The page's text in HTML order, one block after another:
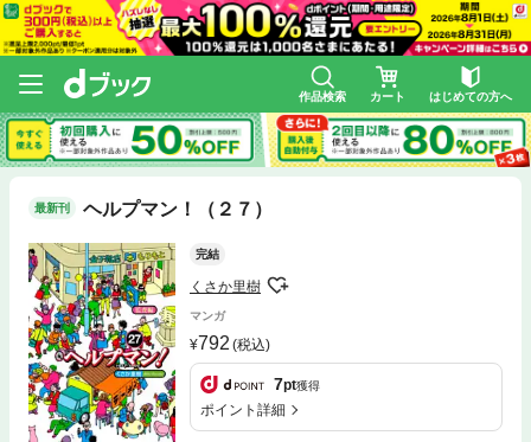
作品検索 カート はじめての方へ
最新刊 ヘルプマン！（２７）
完結
くさか里樹
マンガ
792 (税込)
7pt獲得
ポイント詳細